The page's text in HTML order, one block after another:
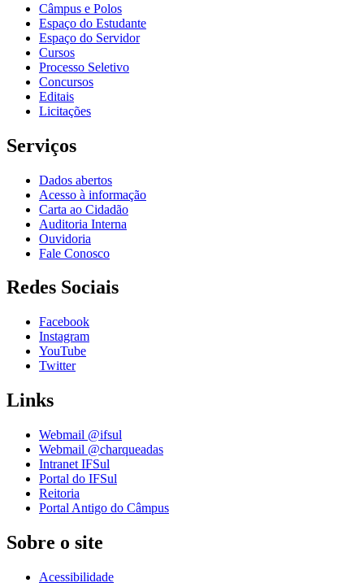
Câmpus e Polos
Espaço do Estudante
Espaço do Servidor
Cursos
Processo Seletivo
Concursos
Editais
Licitações
Serviços
Dados abertos
Acesso à informação
Carta ao Cidadão
Auditoria Interna
Ouvidoria
Fale Conosco
Redes Sociais
Facebook
Instagram
YouTube
Twitter
Links
Webmail @ifsul
Webmail @charqueadas
Intranet IFSul
Portal do IFSul
Reitoria
Portal Antigo do Câmpus
Sobre o site
Acessibilidade